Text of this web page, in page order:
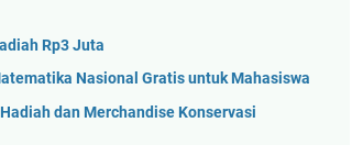
Rp3 Juta
Nasional Gratis untuk Mahasiswa
dan Merchandise Konservasi